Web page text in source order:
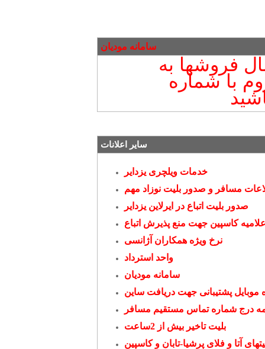
سامانه مودیان
فروشها به
با شماره
سایر اعلانات
خدمات ویلچری یزدایر
مسافر و صدور بلیت نوزاد مهم
صدور بلیت اتباع در ایرلاین یزدایر
کاسپین جهت منع پذیرش اتباع
نرخ ویژه همکاران آژانسی
واحد استرداد
سامانه مودیان
پشتیبانی جهت دریافت ساین
درج شماره تماس مستقیم مسافر
بلیت تاخیر بیش از 2ساعت
آتا و فلای پرشیا-تابان و کاسپین